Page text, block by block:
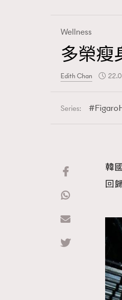
Art
Paris
Wellness
多榮瘦
Edith Chan
Series:
韓
回